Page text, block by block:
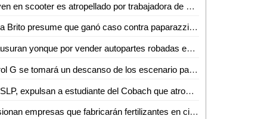
Joven en scooter es atropellado por trabajadora de Bienestar que dio vuelta prohibida en Torreón
Livia Brito presume que ganó caso contra paparazzi al que golpeó: "nadie puede tomar fotos sin mi consentimiento"
Clausuran yonque por vender autopartes robadas en Torreón
Karol G se tomará un descanso de los escenario para dedicarse a estudiar
En SLP, expulsan a estudiante del Cobach que atropelló a un perro con una moto
Fusionan empresas que fabricarán fertilizantes en ciudad Frontera, Coahuila